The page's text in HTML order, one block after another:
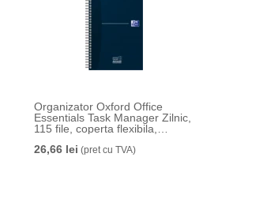
Organizator Oxford Office
Essentials Task Manager Zilnic,
115 file, coperta flexibila,
26,66 lei (pret cu TVA)